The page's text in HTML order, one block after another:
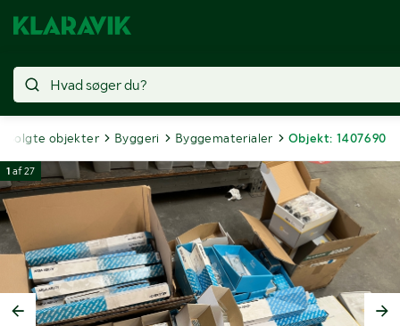
Solgte objekter Byggeri Byggematerialer Objekt: 1407690
1 af27